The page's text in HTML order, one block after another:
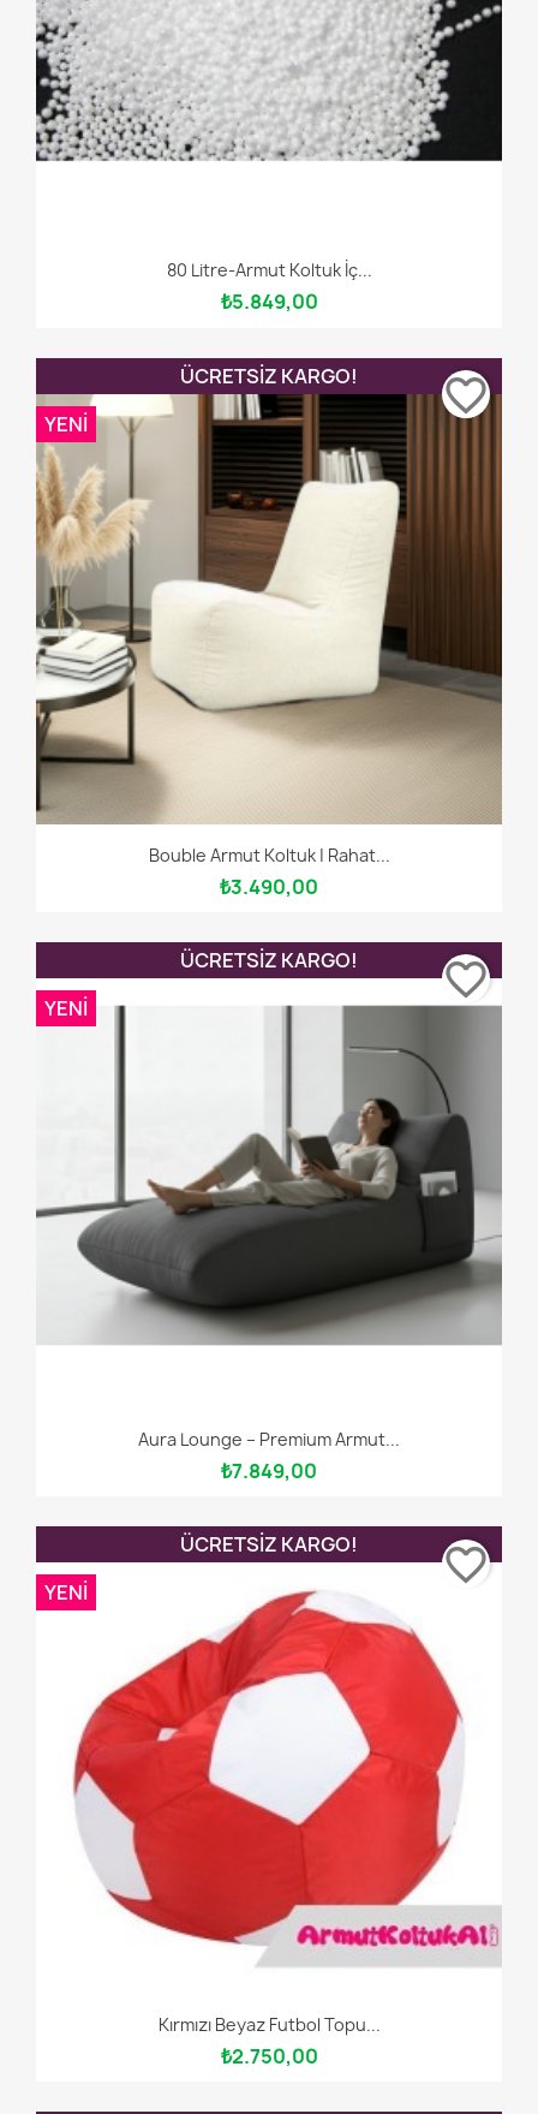
80 Litre-Armut Koltuk İç...
₺5.849,00
Bouble Armut Koltuk | Rahat...
₺3.490,00
ÜCRETSIZ KARGO!
YENI
favorite_border
Aura Lounge – Premium Armut...
₺7.849,00
ÜCRETSIZ KARGO!
YENI
favorite_border
Kırmızı Beyaz Futbol Topu...
₺2.750,00
ÜCRETSIZ KARGO!
YENI
favorite_border